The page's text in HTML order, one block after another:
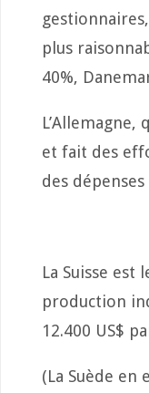
plus
40%,
L’Allemagne,
et fait des
des dépenses
La Suisse est
production
12.400 US$
(La Suède en